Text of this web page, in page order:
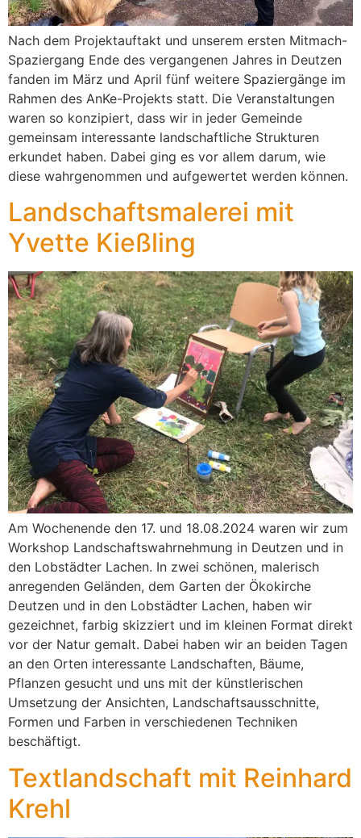
Nach dem Projektauftakt und unserem ersten Mitmach-
Spaziergang Ende des vergangenen Jahres in Deutzen
fanden im März und April fünf weitere Spaziergänge im
Rahmen des AnKe-Projekts statt. Die Veranstaltungen
waren so konzipiert, dass wir in jeder Gemeinde
gemeinsam interessante landschaftliche Strukturen
erkundet haben. Dabei ging es vor allem darum, wie
diese wahrgenommen und aufgewertet werden können.
Landschaftsmalerei mit
Yvette Kießling
Am Wochenende den 17. und 18.08.2024 waren wir zum
Workshop Landschaftswahrnehmung in Deutzen und in
den Lobstädter Lachen. In zwei schönen, malerisch
anregenden Geländen, dem Garten der Ökokirche
Deutzen und in den Lobstädter Lachen, haben wir
gezeichnet, farbig skizziert und im kleinen Format direkt
vor der Natur gemalt. Dabei haben wir an beiden Tagen
an den Orten interessante Landschaften, Bäume,
Pflanzen gesucht und uns mit der künstlerischen
Umsetzung der Ansichten, Landschaftsausschnitte,
Formen und Farben in verschiedenen Techniken
beschäftigt.
Textlandschaft mit Reinhard
Krehl